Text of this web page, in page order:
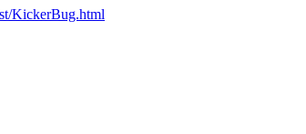
KickerBug.html